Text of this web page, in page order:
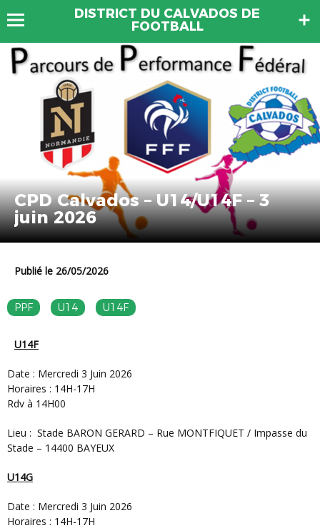
DISTRICT DU CALVADOS DE
FOOTBALL
CPD Calvados – U14/U14F – 3
juin 2026
Publié le 26/05/2026
PPF U14 U14F
U14F
Date : Mercredi 3 Juin 2026
Horaires : 14H-17H
Rdv à 14H00
Lieu : Stade BARON GERARD – Rue MONTFIQUET / Impasse du
Stade – 14400 BAYEUX
U14G
Date : Mercredi 3 Juin 2026
Horaires : 14H-17H